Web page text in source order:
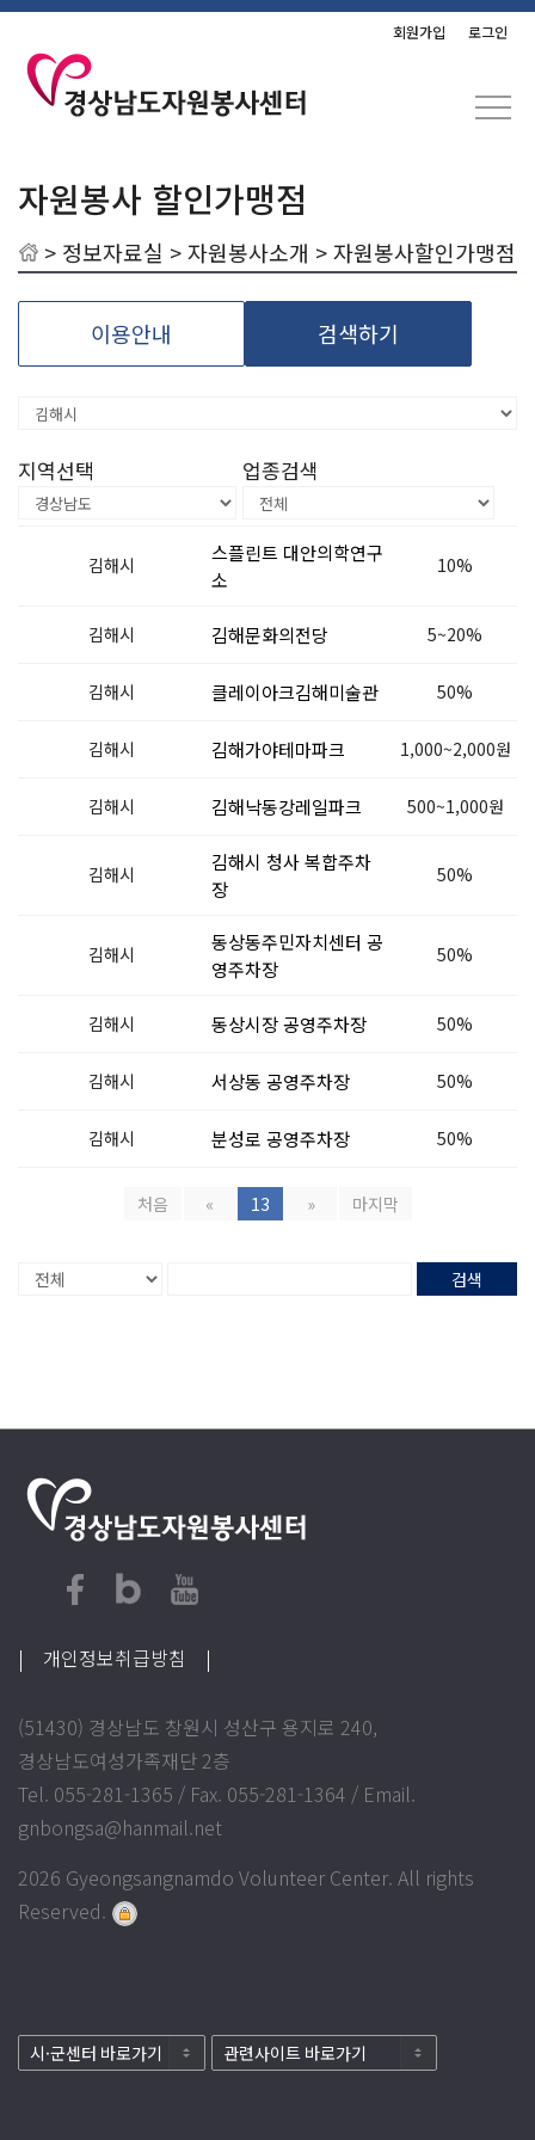
회원가입 로그인
자원봉사 할인가맹점
> 정보자료실 >자원봉사소개 > 자원봉사할인가맹점
이용안내 검색하기
지역선택 업종검색
김해시
스플린트 대안의학연구
소
10%
김해시 김해문화의전당 5~20%
김해시 클레이아크김해미술관 50%
김해시 김해가야테마파크 1,000~2,000원
김해시 김해낙동강레일파크 500~1,000원
김해시
김해시 청사 복합주차
장
50%
김해시
동상동주민자치센터 공
영주차장
50%
김해시 동상시장 공영주차장 50%
김해시 서상동 공영주차장 50%
김해시 분성로 공영주차장 50%
처음 « 13 » 마지막
검색
| 개인정보취급방침 |
(51430) 경상남도 창원시 성산구 용지로 240,
경상남도여성가족재단 2층
Tel. 055-281-1365 / Fax. 055-281-1364 / Email.
gnbongsa@hanmail.net
2026 Gyeongsangnamdo Volunteer Center. All rights
Reserved.